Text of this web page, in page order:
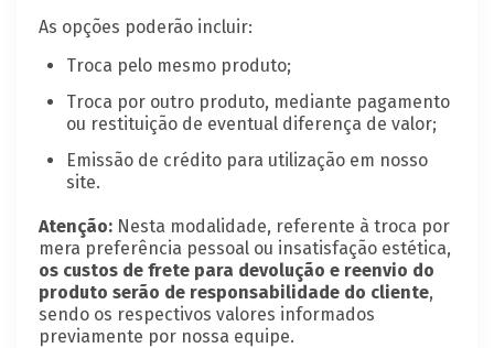
As opções poderão incluir:
Troca pelo mesmo produto;
Troca por outro produto, mediante pagamento
ou restituição de eventual diferença de valor;
Emissão de crédito para utilização em nosso
site.
Atenção: Nesta modalidade, referente à troca por
mera preferência pessoal ou insatisfação estética,
os custos de frete para devolução e reenvio do
produto serão de responsabilidade do cliente,
sendo os respectivos valores informados
previamente por nossa equipe.